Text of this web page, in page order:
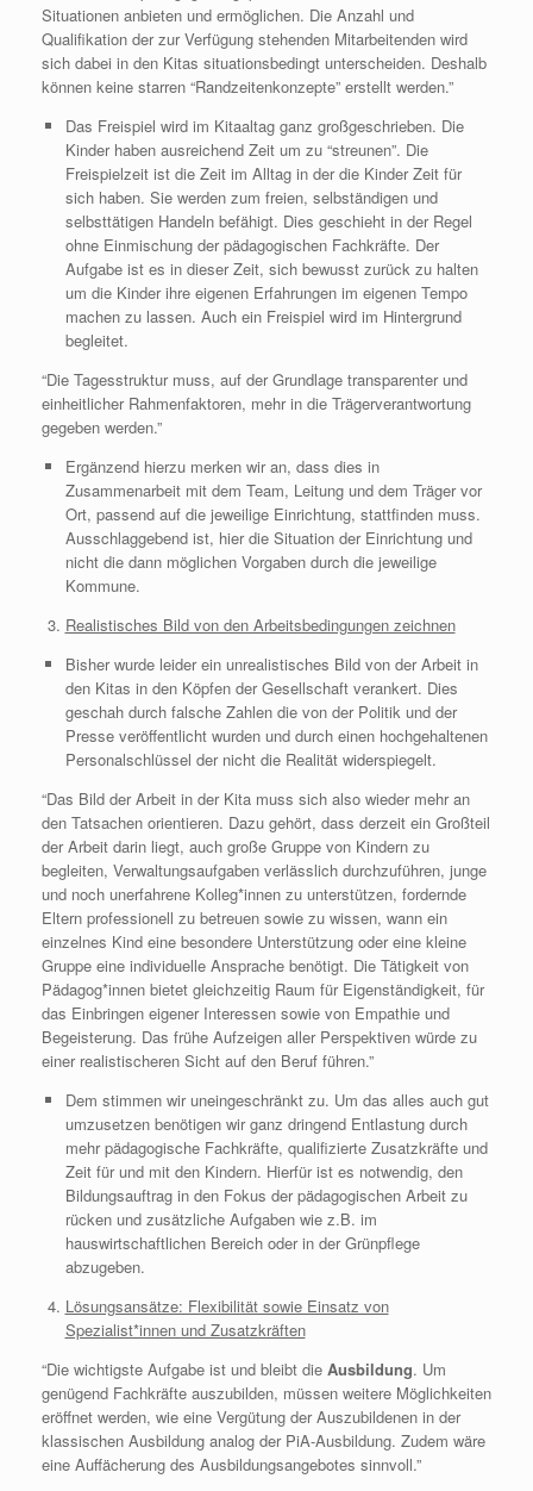
Situationen anbieten und ermöglichen. Die Anzahl und
Qualifikation der zur Verfügung stehenden Mitarbeitenden wird
sich dabei in den Kitas situationsbedingt unterscheiden. Deshalb
können keine starren “Randzeitenkonzepte” erstellt werden.”
Das Freispiel wird im Kitaaltag ganz großgeschrieben. Die
Kinder haben ausreichend Zeit um zu “streunen”. Die
Freispielzeit ist die Zeit im Alltag in der die Kinder Zeit für
sich haben. Sie werden zum freien, selbständigen und
selbsttätigen Handeln befähigt. Dies geschieht in der Regel
ohne Einmischung der pädagogischen Fachkräfte. Der
Aufgabe ist es in dieser Zeit, sich bewusst zurück zu halten
um die Kinder ihre eigenen Erfahrungen im eigenen Tempo
machen zu lassen. Auch ein Freispiel wird im Hintergrund
begleitet.
“Die Tagesstruktur muss, auf der Grundlage transparenter und
einheitlicher Rahmenfaktoren, mehr in die Trägerverantwortung
gegeben werden.”
Ergänzend hierzu merken wir an, dass dies in
Zusammenarbeit mit dem Team, Leitung und dem Träger vor
Ort, passend auf die jeweilige Einrichtung, stattfinden muss.
Ausschlaggebend ist, hier die Situation der Einrichtung und
nicht die dann möglichen Vorgaben durch die jeweilige
Kommune.
Realistisches Bild von den Arbeitsbedingungen zeichnen
Bisher wurde leider ein unrealistisches Bild von der Arbeit in
den Kitas in den Köpfen der Gesellschaft verankert. Dies
geschah durch falsche Zahlen die von der Politik und der
Presse veröffentlicht wurden und durch einen hochgehaltenen
Personalschlüssel der nicht die Realität widerspiegelt.
“Das Bild der Arbeit in der Kita muss sich also wieder mehr an
den Tatsachen orientieren. Dazu gehört, dass derzeit ein Großteil
der Arbeit darin liegt, auch große Gruppe von Kindern zu
begleiten, Verwaltungsaufgaben verlässlich durchzuführen, junge
und noch unerfahrene Kolleg*innen zu unterstützen, fordernde
Eltern professionell zu betreuen sowie zu wissen, wann ein
einzelnes Kind eine besondere Unterstützung oder eine kleine
Gruppe eine individuelle Ansprache benötigt. Die Tätigkeit von
Pädagog*innen bietet gleichzeitig Raum für Eigenständigkeit, für
das Einbringen eigener Interessen sowie von Empathie und
Begeisterung. Das frühe Aufzeigen aller Perspektiven würde zu
einer realistischeren Sicht auf den Beruf führen.”
Dem stimmen wir uneingeschränkt zu. Um das alles auch gut
umzusetzen benötigen wir ganz dringend Entlastung durch
mehr pädagogische Fachkräfte, qualifizierte Zusatzkräfte und
Zeit für und mit den Kindern. Hierfür ist es notwendig, den
Bildungsauftrag in den Fokus der pädagogischen Arbeit zu
rücken und zusätzliche Aufgaben wie z.B. im
hauswirtschaftlichen Bereich oder in der Grünpflege
abzugeben.
Lösungsansätze: Flexibilität sowie Einsatz von
Spezialist*innen und Zusatzkräften
“Die wichtigste Aufgabe ist und bleibt die Ausbildung. Um
genügend Fachkräfte auszubilden, müssen weitere Möglichkeiten
eröffnet werden, wie eine Vergütung der Auszubildenen in der
klassischen Ausbildung analog der PiA-Ausbildung. Zudem wäre
eine Auffächerung des Ausbildungsangebotes sinnvoll.”